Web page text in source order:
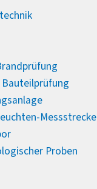
Messstrecke
Proben